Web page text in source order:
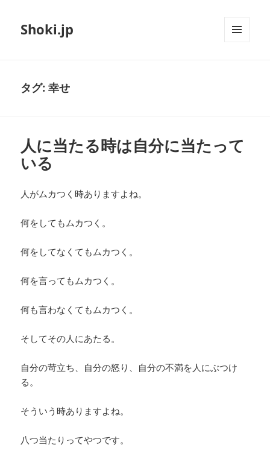
Shoki.jp
タグ:幸せ
人に当たる時は自分に当たって
いる
人がムカつく時ありますよね。
何をしてもムカつく。
何をしてなくてもムカつく。
何を言ってもムカつく。
何も言わなくてもムカつく。
そしてその人にあたる。
自分の苛立ち、自分の怒り、自分の不満を人にぶつけ
る。
そういう時ありますよね。
八つ当たりってやつです。